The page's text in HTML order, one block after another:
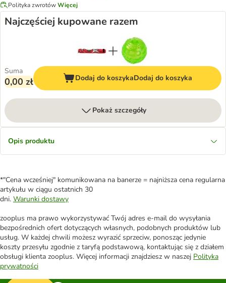
Polityka zwrotówWięcej
Najczęściej kupowane razem
Suma
0,00 zł Dodaj do koszykaDodaj do koszyka
Pokaż szczegóły
Opis produktu
*"Cena wcześniej" komunikowana na banerze = najniższa cena regularna
artykułu w ciągu ostatnich 30
dni. Warunki dostawy
zooplus ma prawo wykorzystywać Twój adres e-mail do wysyłania
bezpośrednich ofert dotyczących własnych, podobnych produktów lub
usług. W każdej chwili możesz wyrazić sprzeciw, ponosząc jedynie
koszty przesyłu zgodnie z taryfą podstawową, kontaktując się z działem
obsługi klienta zooplus. Więcej informacji znajdziesz w naszej Polityka
prywatności